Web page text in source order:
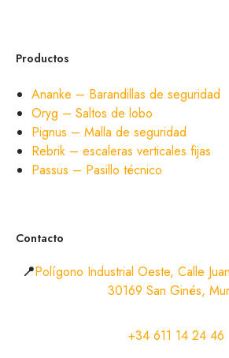
Productos
Ananke – Barandillas de seguridad
Oryg – Saltos de lobo
Pignus – Malla de seguridad
Rebrik – escaleras verticales fijas
Passus – Pasillo técnico
Contacto
📍Polígono Industrial Oeste, Calle
30169 San Ginés,
+34 611 14 24 46